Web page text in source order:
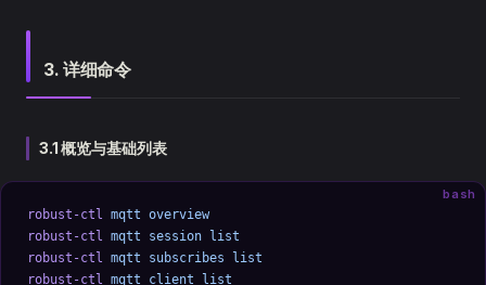
3. 详细命令
3.1 概览与基础列表
bash
robust-ctl mqtt overview
robust-ctl mqtt session list
robust-ctl mqtt subscribes list
robust-ctl mqtt client list